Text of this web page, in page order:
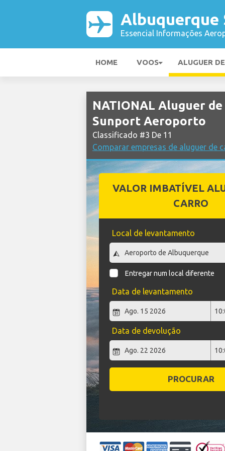
Essencial Informações
HOME VOOS ALUGUER
NATIONAL Aluguer
Sunport Aeroporto
Classificado #3 De 11
Comparar empresas de aluguer de
VALOR IMBATÍVEL
CARRO
Local de levantamento
Entregar num local diferente
Data de levantamento
Data de devolução
PROCURAR